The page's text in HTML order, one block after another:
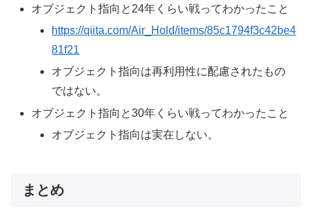
オブジェクト指向と24年くらい戦ってわかったこと
https://qiita.com/Air_Hold/items/85c1794f3c42be4
81f21
オブジェクト指向は再利用性に配慮されたもの
ではない。
オブジェクト指向と30年くらい戦ってわかったこと
オブジェクト指向は実在しない。
まとめ